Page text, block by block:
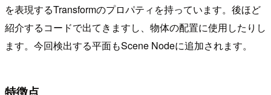
を表現するTransformのプロパティを持っています。後ほど
紹介するコードで出てきますし、物体の配置に使用したりし
ます。今回検出する平面もScene Nodeに追加されます。
特徴点